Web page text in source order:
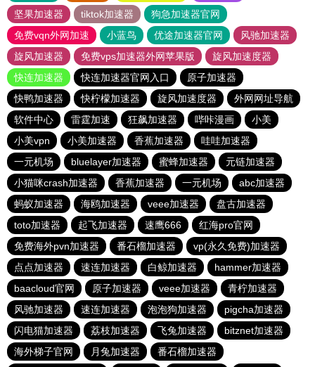
坚果加速器
tiktok加速器
狗急加速器官网
免费vqn外网加速
小蓝鸟 优途加速器官网
风驰加速器
旋风加速器
免费vps加速器外网苹果版
旋风加速度器
快连加速器
快连加速器官网入口
原子加速器
快鸭加速器
快柠檬加速器 旋风加速度器
外网网址导航
软件中心
雷霆加速 狂飙加速器 哔咔漫画
小美
小美vpn
小美加速器 香蕉加速器
哇哇加速器
一元机场
bluelayer加速器 蜜蜂加速器
元链加速器
小猫咪crash加速器
香蕉加速器 一元机场
abc加速器
蚂蚁加速器
海鸥加速器 veee加速器
盘古加速器
toto加速器
起飞加速器 速鹰666
红海pro官网
免费海外pvn加速器
番石榴加速器
vp(永久免费)加速器
点点加速器
速连加速器 白鲸加速器
hammer加速器
baacloud官网
原子加速器 veee加速器
青柠加速器
风驰加速器
速连加速器 泡泡狗加速器
pigcha加速器
闪电猫加速器
荔枝加速器 飞兔加速器
bitznet加速器
海外梯子官网
月兔加速器 番石榴加速器